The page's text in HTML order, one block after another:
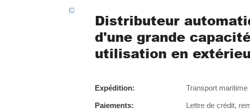
Distributeur
d'une grande
utilisation en
Expédition: Transport maritime
Paiements:
Lettre de crédit,